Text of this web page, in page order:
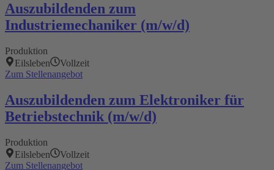
Auszubildenden zum
Industriemechaniker (m/w/d)
Produktion
Eilsleben
Vollzeit
Zum Stellenangebot
Auszubildenden zum Elektroniker für
Betriebstechnik (m/w/d)
Produktion
Eilsleben
Vollzeit
Zum Stellenangebot